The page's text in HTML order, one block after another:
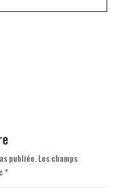
publiée. Les champs
*